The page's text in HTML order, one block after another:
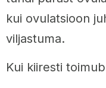
kui ovulatsioon
viljastuma.
Kui kiiresti